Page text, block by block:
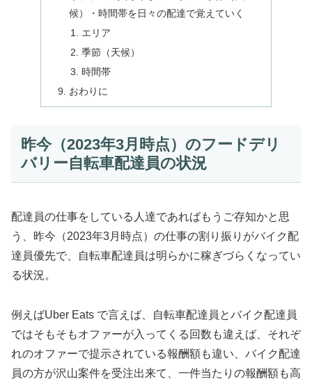
候）・時間帯を日々の配達で覚えていく
エリア
季節（天候）
時間帯
おわりに
昨今（2023年3月時点）のフードデリ
バリー自転車配達員の状況
配達員の仕事をしている人達であればもうご存知かと思
う、昨今（2023年3月時点）の仕事の割り振りがバイク配
達員優先で、自転車配達員は明らかに稼ぎづらくなってい
る状況。
例えばUber Eats で言えば、自転車配達員とバイク配達員
ではそもそもオファーが入ってくる回数も違えば、それぞ
れのオファーで提示されている報酬額も違い、バイク配達
員の方が沢山案件を受注出来て、一件当たりの報酬額も高